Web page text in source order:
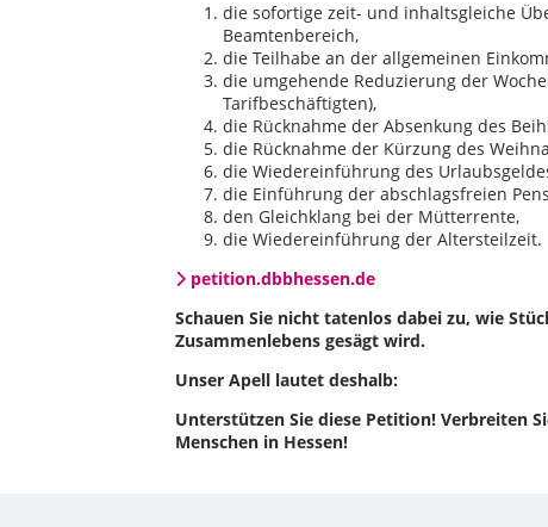
die sofortige zeit- und inhaltsgleiche
Beamtenbereich,
die Teilhabe an der allgemeinen
die umgehende Reduzierung der
Tarifbeschäftigten),
die Rücknahme der Absenkung des
die Rücknahme der Kürzung des
die Wiedereinführung des
die Einführung der abschlagsfreien
den Gleichklang bei der Mütterrente,
die Wiedereinführung der Altersteilzeit.
petition.dbbhessen.de
Schauen Sie nicht tatenlos dabei zu, wie
Zusammenlebens gesägt wird.
Unser Apell lautet deshalb:
Unterstützen Sie diese Petition! Verbreiten
Menschen in Hessen!